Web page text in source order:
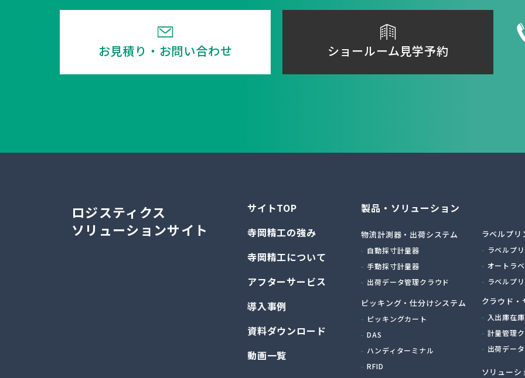
お見積り・お問い合わせ ショールーム見学予約
ロジスティクス
ソリューションサイト
サイトTOP
寺岡精工の強み
寺岡精工について
アフターサービス
導入事例
資料ダウンロード
動画一覧
製品・ソリューション
物流計測器・出荷システム
自動採寸計量器
手動採寸計量器
出荷データ管理クラウド
ピッキング・仕分けシステム
ピッキングカート
DAS
ハンディターミナル
RFID
ラベルプリ
ラベルプ
オートラ
ラベルプ
クラウド
入出庫在
計量管理
出荷デー
ソリューシ